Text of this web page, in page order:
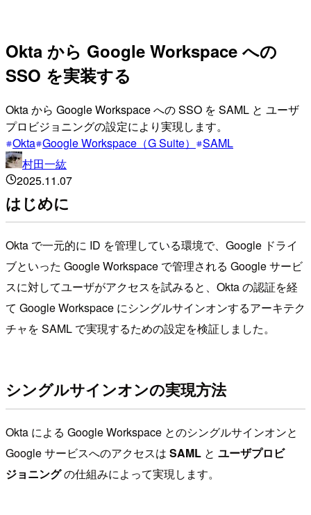
Okta から Google Workspace への
SSO を実装する
Okta から Google Workspace への SSO を SAML と ユーザ
プロビジョニングの設定により実現します。
Okta Google Workspace（G Suite）
SAML
村田一紘
2025.11.07
はじめに
Okta で一元的に ID を管理している環境で、Google ドライ
ブといった Google Workspace で管理される Google サービ
スに対してユーザがアクセスを試みると、Okta の認証を経
て Google Workspace にシングルサインオンするアーキテク
チャを SAML で実現するための設定を検証しました。
シングルサインオンの実現方法
Okta による Google Workspace とのシングルサインオンと
Google サービスへのアクセスは SAML と ユーザプロビ
ジョニングの仕組みによって実現します。